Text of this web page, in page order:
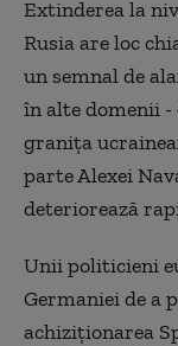
Extinderea la
Rusia are loc
un semnal de
în alte domenii
granița
parte Alexei
deteriorează
Unii politicieni
Germaniei de a
achiziționarea